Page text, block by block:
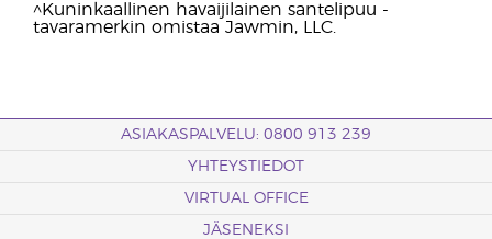
^Kuninkaallinen havaijilainen santelipuu -
tavaramerkin omistaa Jawmin, LLC.
ASIAKASPALVELU: 0800 913 239
YHTEYSTIEDOT
VIRTUAL OFFICE
JÄSENEKSI